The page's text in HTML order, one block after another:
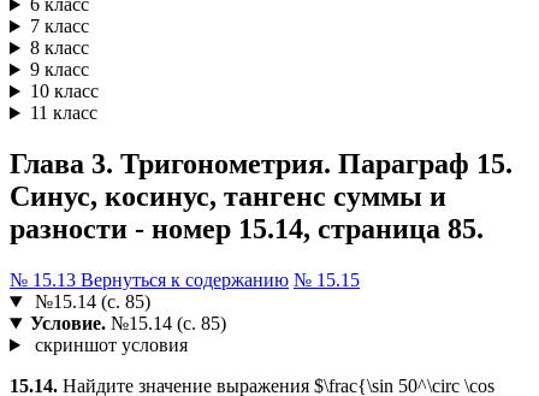
6 класс
7 класс
8 класс
9 класс
10 класс
11 класс
Глава 3. Тригонометрия. Параграф 15.
Синус, косинус, тангенс суммы и
разности - номер 15.14, страница 85.
№ 15.13 Вернуться к содержанию № 15.15
№15.14 (с. 85)
Условие.№15.14 (с. 85)
скриншот условия
15.14. Найдите значение выражения $\frac{\sin 50^\circ \cos